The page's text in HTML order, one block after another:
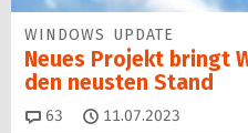
WINDOWS UPDATE
Neues Projekt bringt
den neusten Stand
63 Kommentare
11.07.2023